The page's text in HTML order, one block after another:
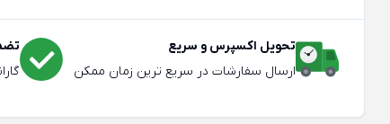
تحویل اکسپرس و سریع
ارسال سفارشات در سریع ترین زمان ممکن